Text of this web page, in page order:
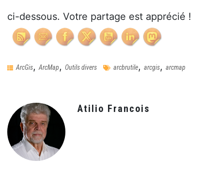
ci-dessous. Votre partage est apprécié !
ArcGis,ArcMap, Outils divers arcbrutile, arcgis, arcmap
Atilio Francois